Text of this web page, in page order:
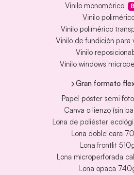
Vinilo monomérico
Vinilo
Vinilo polimérico
Vinilo de fundición para
Vinilo
Vinilo windows
Gran formato
Papel póster semi
Canva o lienzo (sin
Lona de poliéster
Lona doble cara
Lona frontlit
Lona microperforada
Lona opaca